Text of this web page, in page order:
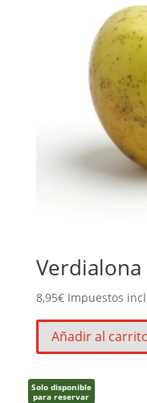
Verdialona
8,95€ Impuestos
Añadir al
Solo disponible
para reservar